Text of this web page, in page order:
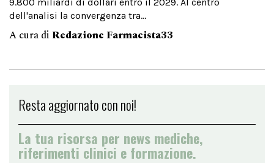
dell'analisi la convergenza tra...
A cura di Redazione Farmacista33
Resta aggiornato con noi!
La tua risorsa per news mediche,
riferimenti clinici e formazione.